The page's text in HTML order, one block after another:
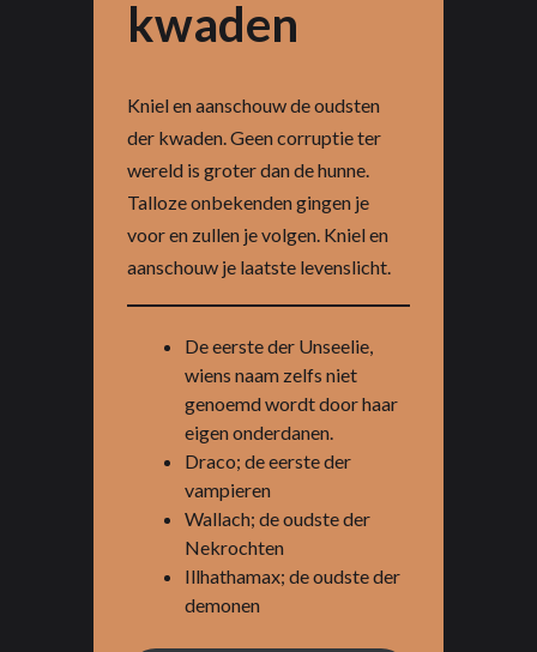
kwaden
Kniel en aanschouw de oudsten
der kwaden. Geen corruptie ter
wereld is groter dan de hunne.
Talloze onbekenden gingen je
voor en zullen je volgen. Kniel en
aanschouw je laatste levenslicht.
De eerste der Unseelie,
wiens naam zelfs niet
genoemd wordt door haar
eigen onderdanen.
Draco; de eerste der
vampieren
Wallach; de oudste der
Nekrochten
Illhathamax; de oudste der
demonen